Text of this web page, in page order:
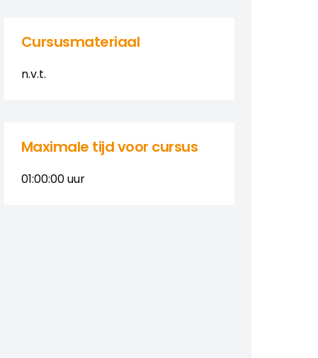
Cursusmateriaal
n.v.t.
Maximale tijd voor cursus
01:00:00uur